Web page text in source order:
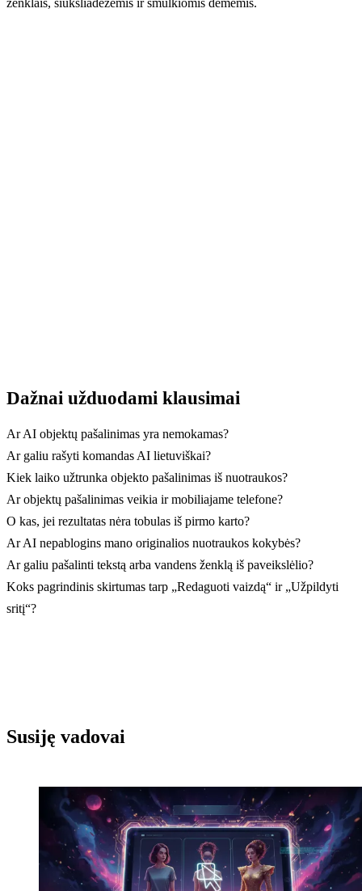
Dažnai užduodami klausimai
Ar AI objektų pašalinimas yra nemokamas?
Ar galiu rašyti komandas AI lietuviškai?
Kiek laiko užtrunka objekto pašalinimas iš nuotraukos?
Ar objektų pašalinimas veikia ir mobiliajame telefone?
O kas, jei rezultatas nėra tobulas iš pirmo karto?
Ar AI nepablogins mano originalios nuotraukos kokybės?
Ar galiu pašalinti tekstą arba vandens ženklą iš paveikslėlio?
Koks pagrindinis skirtumas tarp „Redaguoti vaizdą“ ir „Užpildyti
sritį“?
Susiję vadovai